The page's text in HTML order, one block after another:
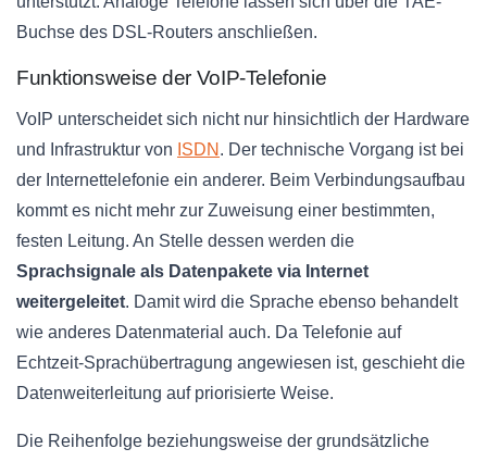
Buchse des DSL-Routers anschließen.
Funktionsweise der VoIP-Telefonie
VoIP unterscheidet sich nicht nur hinsichtlich der Hardware
und Infrastruktur von ISDN . Der technische Vorgang ist bei
der Internettelefonie ein anderer. Beim Verbindungsaufbau
kommt es nicht mehr zur Zuweisung einer bestimmten,
festen Leitung. An Stelle dessen werden die
Sprachsignale als Datenpakete via Internet
weitergeleitet. Damit wird die Sprache ebenso behandelt
wie anderes Datenmaterial auch. Da Telefonie auf
Echtzeit-Sprachübertragung angewiesen ist, geschieht die
Datenweiterleitung auf priorisierte Weise.
Die Reihenfolge beziehungsweise der grundsätzliche